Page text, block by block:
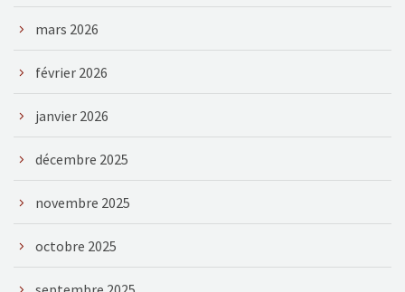
mars 2026
février 2026
janvier 2026
décembre 2025
novembre 2025
octobre 2025